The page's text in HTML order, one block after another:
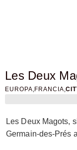
Les Deux
EUROPA,FRANCIA,
Les Deux Magots,
Germain-des-Prés